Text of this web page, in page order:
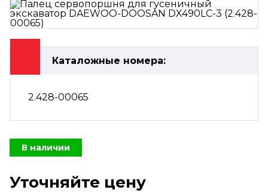
Каталожные номера:
2.428-00065
В наличии
Уточняйте цену